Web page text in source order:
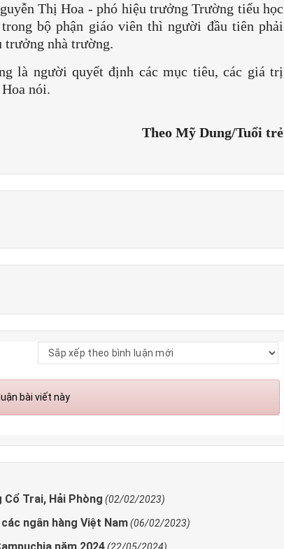
Thị Hoa - phó hiệu trưởng Trường tiểu học
bộ phận giáo viên thì người đầu tiên phải
trưởng nhà trường.
là người quyết định các mục tiêu, các giá trị
nói.
Theo Mỹ Dung/Tuổi trẻ
bài viết này
Trai, Hải Phòng (02/02/2023)
ngân hàng Việt Nam(06/02/2023)